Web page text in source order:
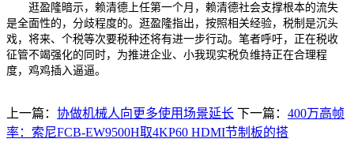
逛盈隆暗示，赖清德上任第一个月，赖清德社会支撑根本的流失
是全面性的，分歧程度的。逛盈隆指出，按照相关经验，税制是沉头
戏，将来、个税等次要税种还将有进一步行动。笔者呼吁，正在税收
征管不竭强化的同时，为推进企业、小我现实税负维持正在合理程
度，鸡鸡插入逼逼。
上一篇： 协做机械人向更多使用场景延长 下一篇： 400万高帧
率：索尼FCB-EW9500H取4KP60 HDMI节制板的搭